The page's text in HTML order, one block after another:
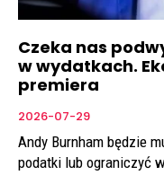
Czeka nas
w wydatkach.
premiera
2026-07-29
Andy Burnham będzie
podatki lub ograniczyć